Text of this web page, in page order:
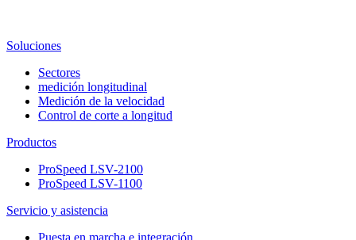
Soluciones
Sectores
medición longitudinal
Medición de la velocidad
Control de corte a longitud
Productos
ProSpeed LSV-2100
ProSpeed LSV-1100
Servicio y asistencia
Puesta en marcha e integración